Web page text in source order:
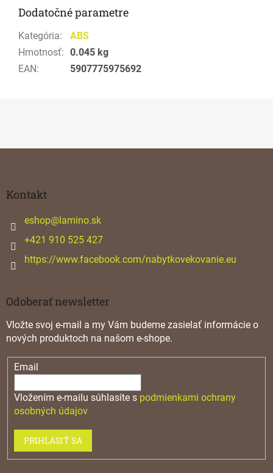
Dodatočné parametre
Kategória:
ABS
Hmotnosť: 0.045 kg
EAN: 5907775975692
Kontakt
eshop@lamino.sk
+421 910 525 427
https://www.facebook.com/nabytkovekovanie.eu
Odoberať newsletter
Vložte svoj e-mail a my Vám budeme zasielať informácie o
nových produktoch na našom e-shope.
Email
Vložením e-mailu súhlasíte s podmienkami ochrany
osobných údajov
PRIHLÁSIŤ SA